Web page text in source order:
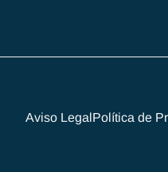
Aviso LegalPolítica de